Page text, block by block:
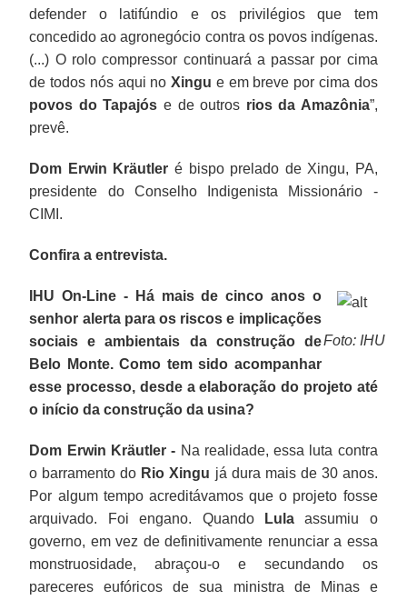
defender o latifúndio e os privilégios que tem
concedido ao agronegócio contra os povos indígenas.
(...) O rolo compressor continuará a passar por cima
de todos nós aqui noXingu e em breve por cima dos
povos do Tapajós e de outros rios da Amazônia”,
prevê.
Dom Erwin Kräutler é bispo prelado de Xingu, PA,
presidente do Conselho Indigenista Missionário -
CIMI.
Confira a entrevista.
Foto: IHU
IHU On-Line - Há mais de cinco anos o
senhor alerta para os riscos e implicações
sociais e ambientais da construção de
Belo Monte. Como tem sido acompanhar
esse processo, desde a elaboração do projeto até
o início da construção da usina?
Dom Erwin Kräutler - Na realidade, essa luta contra
o barramento do Rio Xingu já dura mais de 30 anos.
Por algum tempo acreditávamos que o projeto fosse
arquivado. Foi engano. Quando
Lulaassumiu o
governo, em vez de definitivamente renunciar a essa
monstruosidade, abraçou-o e secundando os
pareceres eufóricos de sua ministra de Minas e